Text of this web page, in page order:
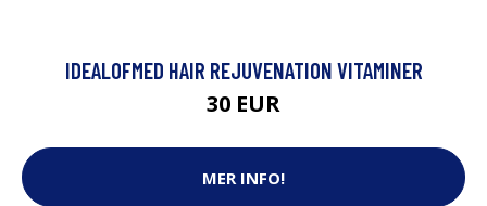
IDEALOFMED HAIR REJUVENATION VITAMINER
30 EUR
MER INFO!